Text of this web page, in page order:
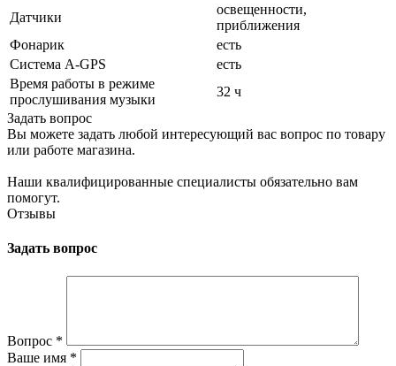
Датчики
освещенности,
приближения
Фонарик
есть
Cистема A-GPS
есть
Время работы в режиме
прослушивания музыки
32 ч
Задать вопрос
Вы можете задать любой интересующий вас вопрос по товару
или работе магазина.
Наши квалифицированные специалисты обязательно вам
помогут.
Отзывы
Задать вопрос
Вопрос *
Ваше имя *